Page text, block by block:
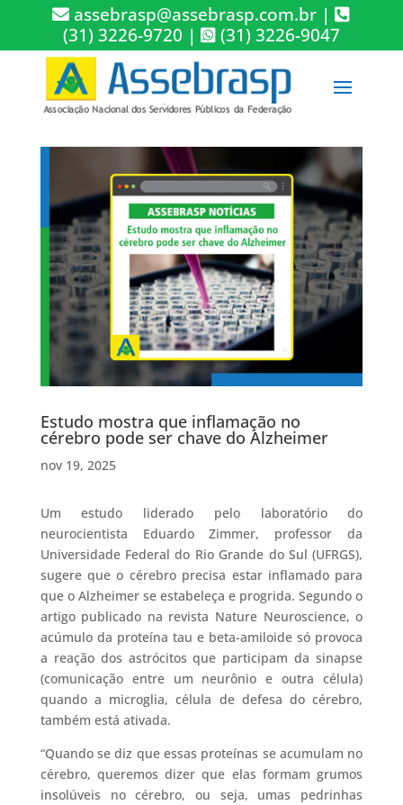
assebrasp@assebrasp.com.br |
(31) 3226-9720 | (31) 3226-9047
Estudo mostra que inflamação no
cérebro pode ser chave do Alzheimer
nov 19, 2025
Um estudo liderado pelo laboratório do
neurocientista Eduardo Zimmer, professor da
Universidade Federal do Rio Grande do Sul (UFRGS),
sugere que o cérebro precisa estar inflamado para
que o Alzheimer se estabeleça e progrida. Segundo o
artigo publicado na revista Nature Neuroscience, o
acúmulo da proteína tau e beta-amiloide só provoca
a reação dos astrócitos que participam da sinapse
(comunicação entre um neurônio e outra célula)
quando a microglia, célula de defesa do cérebro,
também está ativada.
“Quando se diz que essas proteínas se acumulam no
cérebro, queremos dizer que elas formam grumos
insolúveis no cérebro, ou seja, umas pedrinhas